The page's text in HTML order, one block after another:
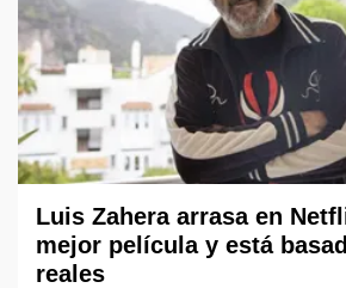
Luis Zahera arrasa en
mejor película y está
reales